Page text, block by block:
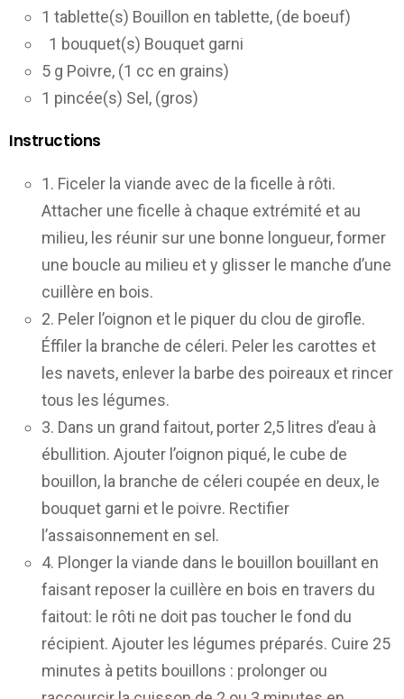
1 tablette(s) Bouillon en tablette, (de boeuf)
1 bouquet(s) Bouquet garni
5 g Poivre, (1 cc en grains)
1 pincée(s) Sel, (gros)
Instructions
1. Ficeler la viande avec de la ficelle à rôti.
Attacher une ficelle à chaque extrémité et au
milieu, les réunir sur une bonne longueur, former
une boucle au milieu et y glisser le manche d’une
cuillère en bois.
2. Peler l’oignon et le piquer du clou de girofle.
Éffiler la branche de céleri. Peler les carottes et
les navets, enlever la barbe des poireaux et rincer
tous les légumes.
3. Dans un grand faitout, porter 2,5 litres d’eau à
ébullition. Ajouter l’oignon piqué, le cube de
bouillon, la branche de céleri coupée en deux, le
bouquet garni et le poivre. Rectifier
l’assaisonnement en sel.
4. Plonger la viande dans le bouillon bouillant en
faisant reposer la cuillère en bois en travers du
faitout: le rôti ne doit pas toucher le fond du
récipient. Ajouter les légumes préparés. Cuire 25
minutes à petits bouillons : prolonger ou